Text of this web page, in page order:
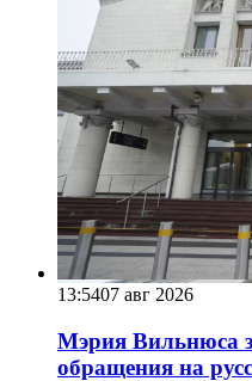
13:5407 авг 2026
Мэрия Вильнюса
обращения на